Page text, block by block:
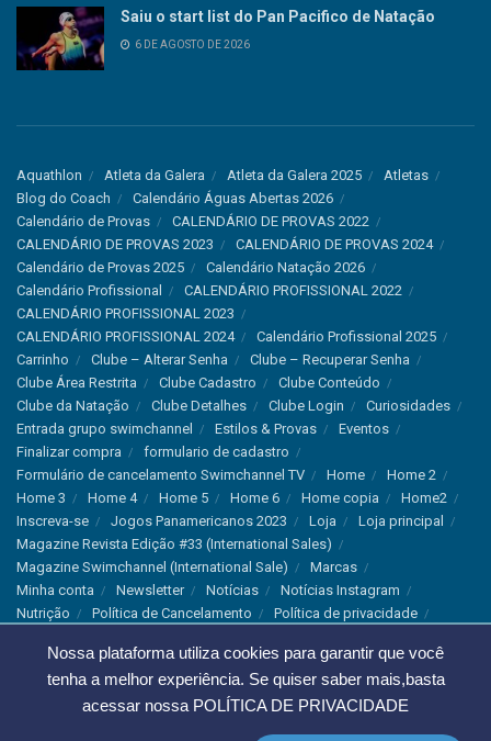
Nossa plataforma utiliza cookies para garantir que você
tenha a melhor experiência. Se quiser saber mais,basta
acessar nossa POLÍTICA DE PRIVACIDADE
Saiu o start list do Pan Pacifico de Natação
6 DE AGOSTO DE 2026
Aquathlon Atleta da Galera Atleta da Galera 2025
Atletas
Blog do Coach
Calendário Águas Abertas 2026
Calendário de Provas
CALENDÁRIO DE PROVAS 2022
CALENDÁRIO DE PROVAS 2023
CALENDÁRIO DE PROVAS 2024
Calendário de Provas 2025
Calendário Natação 2026
Calendário Profissional
CALENDÁRIO PROFISSIONAL 2022
CALENDÁRIO PROFISSIONAL 2023
CALENDÁRIO PROFISSIONAL 2024
Calendário Profissional 2025
Carrinho
Clube – Alterar Senha
Clube – Recuperar Senha
Clube Área Restrita
Clube Cadastro
Clube Conteúdo
Clube da Natação
Clube Detalhes Clube Login
Curiosidades
Entrada grupo swimchannel
Estilos & Provas
Eventos
Finalizar compra
formulario de cadastro
Formulário de cancelamento Swimchannel TV
Home
Home 2
Home 3
Home 4 Home 5 Home 6 Home copia
Home2
Inscreva-se
Jogos Panamericanos 2023 Loja
Loja principal
Magazine Revista Edição #33 (International Sales)
Magazine Swimchannel (International Sale)
Marcas
Minha conta
Newsletter Notícias
Notícias Instagram
Nutrição
Política de Cancelamento
Política de privacidade
Recordes & Rankings
Revistas Saúde
Sobre Nós
Swimchannel
Thank You Treino
Troca e Devolução
Troca, Devolução e Cancelamentos